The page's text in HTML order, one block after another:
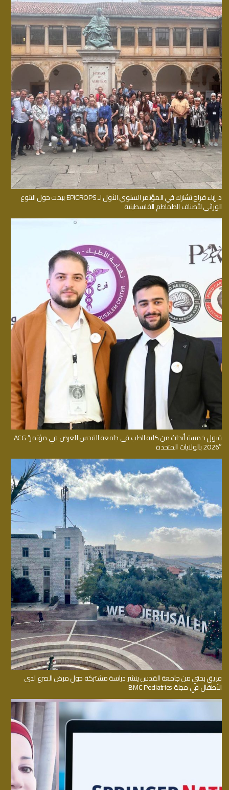
د. إباء فراح تشارك في المؤتمر السنوي الأول لـ EPICROPS ببحث حول التنوع
الوراثي لأصناف الطماطم الفلسطينية
قبول خمسة أبحاث من كلية الطب في جامعة القدس للعرض في مؤتمر” ACG
2026″ بالولايات المتحدة
فريق بحثي من جامعة القدس ينشر دراسة مشتركة حول مرض الصرع لدى
الأطفال في مجلة BMC Pediatrics